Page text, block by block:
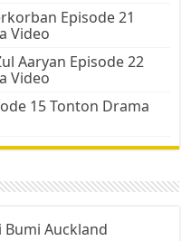
Episode 21
Video
Aaryan Episode 22
Video
15 Tonton Drama
Bumi Auckland